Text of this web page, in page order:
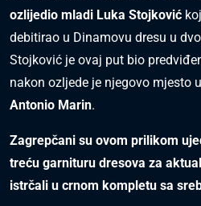
ozlijedio mladi Luka Stojković
debitirao u Dinamovu dresu u
Stojković je ovaj put bio
nakon ozljede je njegovo mjesto
Antonio Marin.
Zagrepčani su ovom prilikom
treću garnituru dresova za
istrčali u crnom kompletu sa